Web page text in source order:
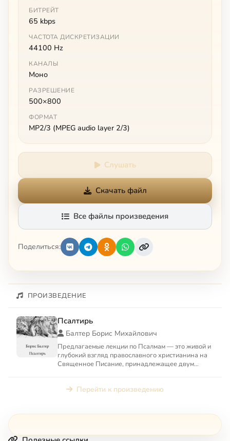
БИТРЕЙТ
65 kbps
ЧАСТОТА ДИСКРЕТИЗАЦИИ
44100 Hz
КАНАЛЫ
Моно
РАЗРЕШЕНИЕ
500×800
ФОРМАТ
MP2/3 (MPEG audio layer 2/3)
Слушать
Скачать файл
Все файлы произведения
Поделиться:
ПРОИЗВЕДЕНИЕ
Псалтирь
Балтер Борис Михайлович
Предлагаемые лекции по Псалмам — это живой и
глубокий взгляд православного христианина на
Священное Писание, принадлежащее двум
Перейти к произведению